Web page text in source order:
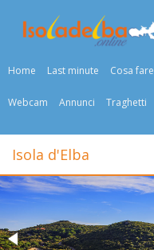
Home Last minute Cosa fare
Webcam Annunci Traghetti
Isola d'Elba